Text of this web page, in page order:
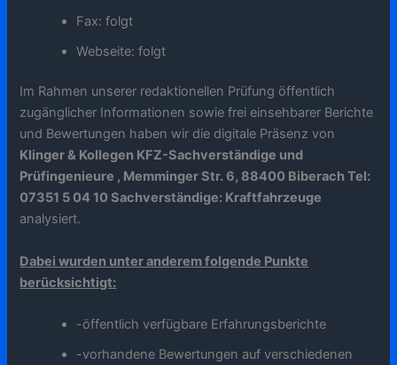
Fax: folgt
Webseite: folgt
Im Rahmen unserer redaktionellen Prüfung öffentlich
zugänglicher Informationen sowie frei einsehbarer Berichte
und Bewertungen haben wir die digitale Präsenz von
Klinger & Kollegen KFZ-Sachverständige und
Prüfingenieure , Memminger Str. 6, 88400 Biberach Tel:
07351 5 04 10 Sachverständige: Kraftfahrzeuge
analysiert.
Dabei wurden unter anderem folgende Punkte
berücksichtigt:
-öffentlich verfügbare Erfahrungsberichte
-vorhandene Bewertungen auf verschiedenen